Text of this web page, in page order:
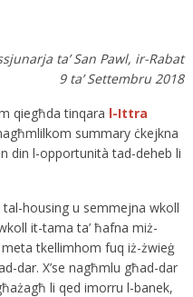
ta’ San Pawl, ir-Rabat
9 ta’ Settembru 2018
qiegħda tinqara l-Ittra
summary ċkejkna
din l-opportunità tad-deheb li
housing u semmejna wkoll
it-tama ta’ ħafna miż-
tkellimhom fuq iż-żwieġ
dar. X’se nagħmlu għad-dar
li qed imorru l-banek,